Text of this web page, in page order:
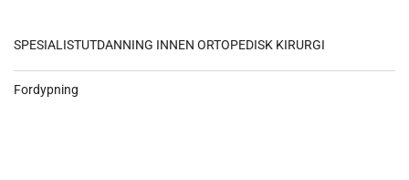
SPESIALISTUTDANNING INNEN ORTOPEDISK KIRURGI
Fordypning